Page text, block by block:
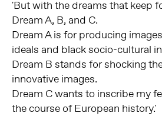
But with the dreams that keep
Dream A, B, and C.
Dream A is for producing
ideals and black socio-cultural
Dream B stands for shocking
innovative images.
Dream C wants to inscribe my
the course of European history.